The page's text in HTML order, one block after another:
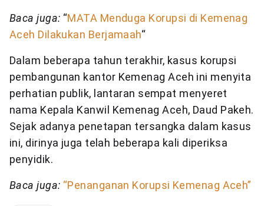
Baca juga: “MATA Menduga Korupsi di Kemenag
Aceh Dilakukan Berjamaah“
Dalam beberapa tahun terakhir, kasus korupsi
pembangunan kantor Kemenag Aceh ini menyita
perhatian publik, lantaran sempat menyeret
nama Kepala Kanwil Kemenag Aceh, Daud Pakeh.
Sejak adanya penetapan tersangka dalam kasus
ini, dirinya juga telah beberapa kali diperiksa
penyidik.
Baca juga: “Penanganan Korupsi Kemenag Aceh”